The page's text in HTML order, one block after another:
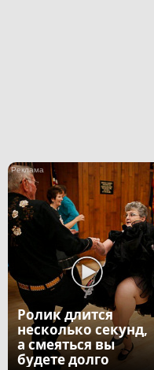
Ролик длится
несколько секунд,
а смеяться вы
будете долго